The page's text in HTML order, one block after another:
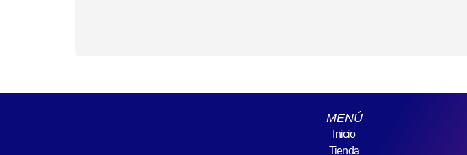
MENÚ
Inicio
Tienda